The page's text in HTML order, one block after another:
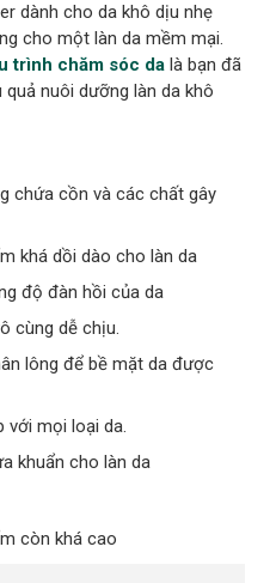
dành cho da khô dịu nhẹ
cho một làn da mềm mại.
trình chăm sóc da là bạn đã
nuôi dưỡng làn da khô
chứa cồn và các chất gây
khá dồi dào cho làn da
độ đàn hồi của da
cùng dễ chịu.
lông để bề mặt da được
với mọi loại da.
khuẩn cho làn da
còn khá cao